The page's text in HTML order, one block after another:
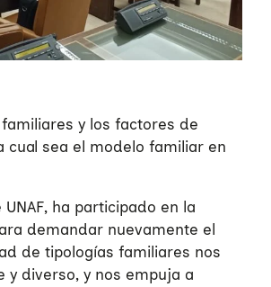
y los factores de
sea el modelo familiar en
ha participado en la
demandar nuevamente el
de tipologías familiares nos
y diverso, y nos empuja a